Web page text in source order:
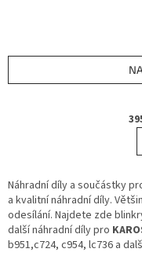
Náhradní díly a součástky
a kvalitní náhradní díly.
odesílání. Najdete zde
další náhradní díly pro
b951,c724, c954, lc736 a